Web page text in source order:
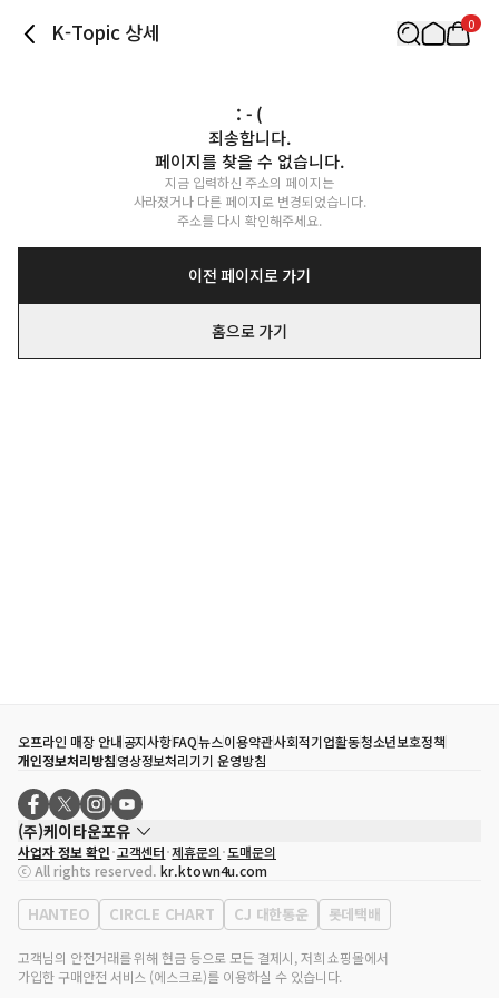
K-Topic 상세 0
: - (
죄송합니다.
페이지를 찾을 수 없습니다.
지금 입력하신 주소의 페이지는
사라졌거나 다른 페이지로 변경되었습니다.
주소를 다시 확인해주세요.
이전 페이지로 가기
홈으로 가기
오프라인 매장 안내공지사항FAQ뉴스이용약관사회적기업활동청소년보호정책
개인정보처리방침영상정보처리기기 운영방침
(주)케이타운포유
대표자
송효민
사업자등록번호
120-87-71116
통신판매업 신고번호 제2011-서울강남-02223
대표전화
02-552-9855
사업자 정보 확인 고객센터 제휴문의 도매문의
ⓒ All rights reserved. kr.ktown4u.com
HANTEO CIRCLE CHART CJ 대한통운 롯데택배
고객님의 안전거래를 위해 현금 등으로 모든 결제시, 저희 쇼핑몰에서
가입한 구매안전 서비스 (에스크로)를 이용하실 수 있습니다.